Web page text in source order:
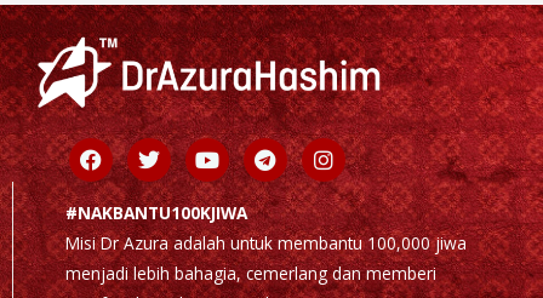
Facebook
TwitterYoutubeTelegramInstagram
#NAKBANTU100KJIWA
Misi Dr Azura adalah untuk membantu 100,000 jiwa
menjadi lebih bahagia, cemerlang dan memberi